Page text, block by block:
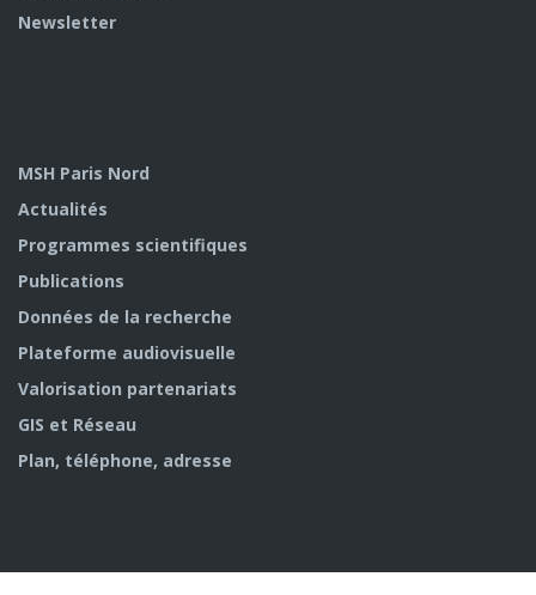
Newsletter
MSH Paris Nord
Actualités
Programmes scientifiques
Publications
Données de la recherche
Plateforme audiovisuelle
Valorisation partenariats
GIS et Réseau
Plan, téléphone, adresse